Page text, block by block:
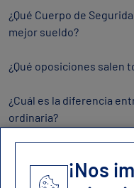
¿Qué Cuerpo de
mejor sueldo?
¿Qué oposiciones salen
¿Cuál es la diferencia
ordinaria?
¡Nos